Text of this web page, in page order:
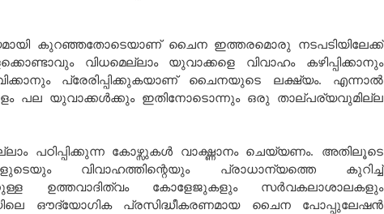
കുറഞ്ഞതോടെയാണ് ചൈന ഇത്തരമൊരു നടപടിയിലേക്ക്
വിധമെല്ലാം യുവാക്കളെ വിവാഹം കഴിപ്പിക്കാനും
പ്രേരിപ്പിക്കുകയാണ് ചൈനയുടെ ലക്ഷ്യം. എന്നാൽ
പല യുവാക്കൾക്കും ഇതിനോടൊന്നും ഒരു താല്പര്യവുമില്ല
പഠിപ്പിക്കുന്ന കോഴ്സുകൾ വാ​ഗ്ദ്ധാനം ചെയ്യണം. അതിലൂടെ
വിവാഹത്തിന്റെയും പ്രാധാന്യത്തെ കുറിച്ച്
ഉത്തവാദിത്വം കോളേജുകളും സർവകലാശാലകളും
ഔദ്യോഗിക പ്രസിദ്ധീകരണമായ ചൈന പോപ്പുലേഷൻ